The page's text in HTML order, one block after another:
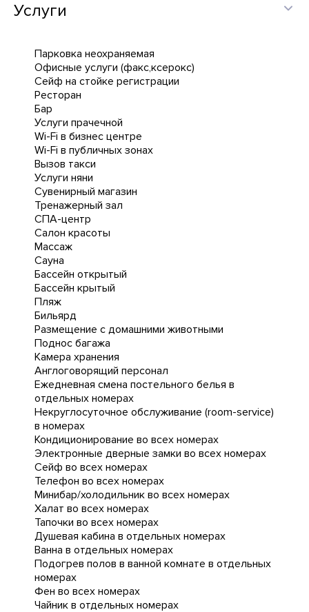
Услуги
Парковка неохраняемая
Офисные услуги (факс,ксерокс)
Сейф на стойке регистрации
Ресторан
Бар
Услуги прачечной
Wi-Fi в бизнес центре
Wi-Fi в публичных зонах
Вызов такси
Услуги няни
Сувенирный магазин
Тренажерный зал
СПА-центр
Салон красоты
Массаж
Сауна
Бассейн открытый
Бассейн крытый
Пляж
Бильярд
Размещение с домашними животными
Поднос багажа
Камера хранения
Англоговорящий персонал
Ежедневная cмена постельного белья в
отдельных номерах
Некруглосуточное обслуживание (room-service)
в номерах
Кондиционирование во всех номерах
Электронные дверные замки во всех номерах
Сейф во всех номерах
Телефон во всех номерах
Минибар/холодильник во всех номерах
Халат во всех номерах
Тапочки во всех номерах
Душевая кабина в отдельных номерах
Ванна в отдельных номерах
Подогрев полов в ванной комнате в отдельных
номерах
Фен во всех номерах
Чайник в отдельных номерах